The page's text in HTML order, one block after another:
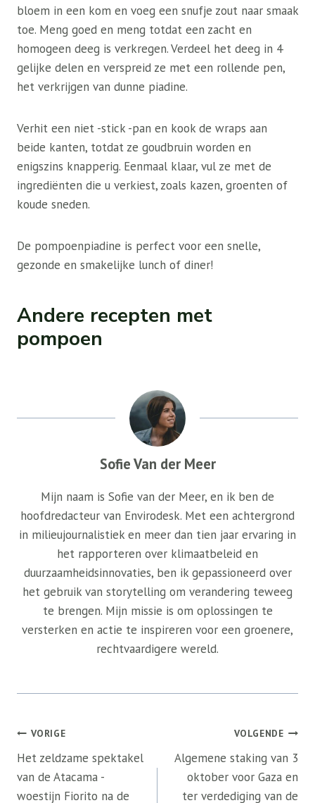
bloem in een kom en voeg een snufje zout naar smaak
toe. Meng goed en meng totdat een zacht en
homogeen deeg is verkregen. Verdeel het deeg in 4
gelijke delen en verspreid ze met een rollende pen,
het verkrijgen van dunne piadine.
Verhit een niet -stick -pan en kook de wraps aan
beide kanten, totdat ze goudbruin worden en
enigszins knapperig. Eenmaal klaar, vul ze met de
ingrediënten die u verkiest, zoals kazen, groenten of
koude sneden.
De pompoenpiadine is perfect voor een snelle,
gezonde en smakelijke lunch of diner!
Andere recepten met
pompoen
Sofie Van der Meer
Mijn naam is Sofie van der Meer, en ik ben de
hoofdredacteur van Envirodesk. Met een achtergrond
in milieujournalistiek en meer dan tien jaar ervaring in
het rapporteren over klimaatbeleid en
duurzaamheidsinnovaties, ben ik gepassioneerd over
het gebruik van storytelling om verandering teweeg
te brengen. Mijn missie is om oplossingen te
versterken en actie te inspireren voor een groenere,
rechtvaardigere wereld.
Bericht
navigatie
VORIGE
Het zeldzame spektakel
van de Atacama -
woestijn Fiorito na de
VOLGENDE
Algemene staking van 3
oktober voor Gaza en
ter verdediging van de